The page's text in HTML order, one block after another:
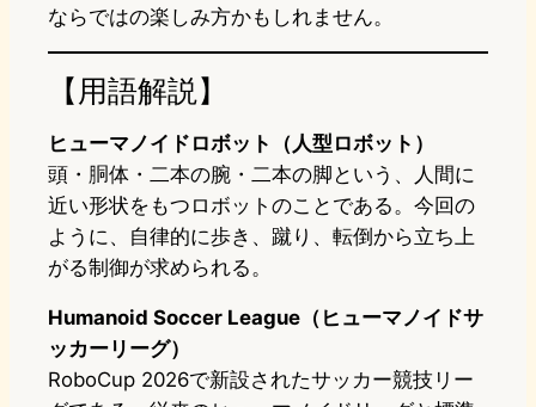
ならではの楽しみ方かもしれません。
【用語解説】
ヒューマノイドロボット（人型ロボット）
頭・胴体・二本の腕・二本の脚という、人間に
近い形状をもつロボットのことである。今回の
ように、自律的に歩き、蹴り、転倒から立ち上
がる制御が求められる。
Humanoid Soccer League（ヒューマノイドサ
ッカーリーグ）
RoboCup 2026で新設されたサッカー競技リー